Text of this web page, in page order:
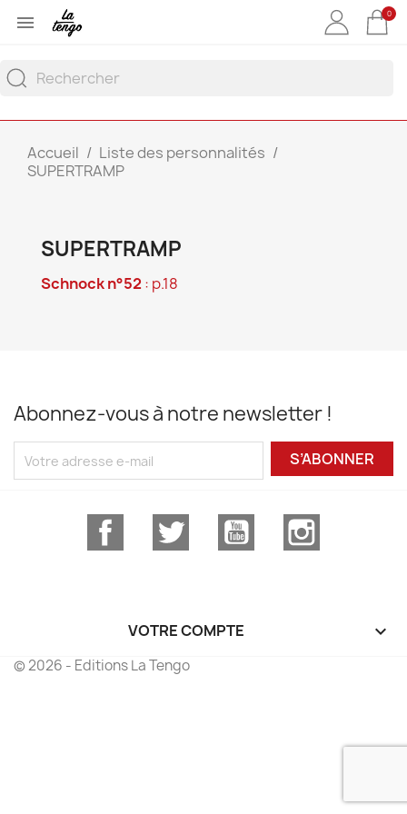
 0
Accueil
Liste des personnalités
SUPERTRAMP
SUPERTRAMP
Schnock n°52: p.18
Abonnez-vous à notre newsletter !
S’ABONNER
Facebook Twitter YouTube
VOTRE COMPTE 
© 2026 - Editions La Tengo